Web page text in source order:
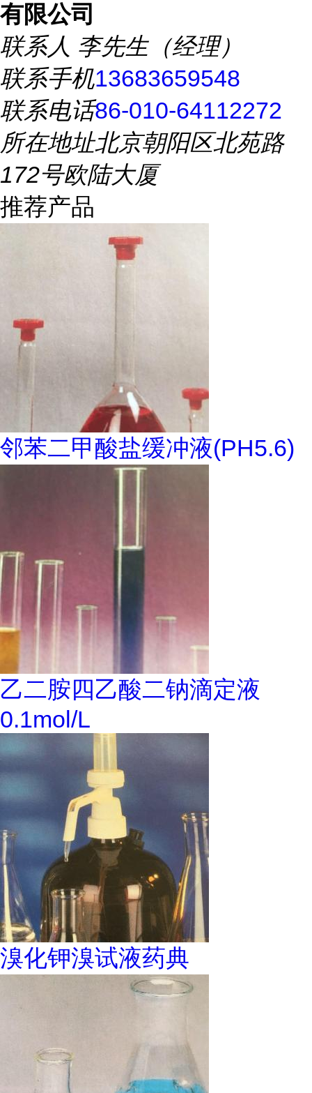
有限公司
联系人 李先生（经理）
联系手机13683659548
联系电话86-010-64112272
所在地址北京朝阳区北苑路
172号欧陆大厦
推荐产品
邻苯二甲酸盐缓冲液(PH5.6)
乙二胺四乙酸二钠滴定液
0.1mol/L
溴化钾溴试液药典